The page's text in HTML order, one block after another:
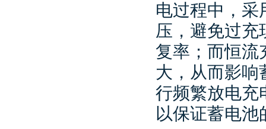
电过程中，采
压，避免过充
复率；而恒流
大，从而影响
行频繁放电充
以保证蓄电